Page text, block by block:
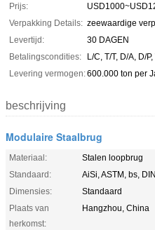
Prijs:
Verpakking Details: zeewaardige
Levertijd:
30 DAGEN
Betalingscondities:
L/C, T/T, D/A, D/
Levering vermogen:600.000 ton per
beschrijving
Modulaire Staalbrug
Materiaal:
Stalen loopbrug
Standaard:
AiSi, ASTM, bs,
Dimensies:
Standaard
Plaats van
herkomst:
Hangzhou, China